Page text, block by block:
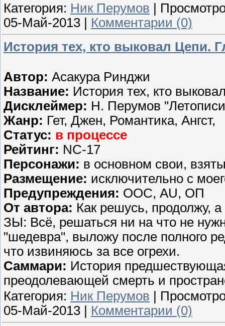
Категория: Ник Перумов |
05-Май-2013
Комментарии (0)
История тех, кто выковал Цепи.
Автор: Асакура Ринджи
Название: История тех, кто
Дисклеймер: Н. Перумов
Жанр: Гет, Джен, Романтика, Ангст,
Статус: в процессе
Рейтинг: NC-17
Персонажи: в основном свои,
Размещение: исключительно с
Предупреждения: ООС, AU, ОП
От автора: Как решусь, продолжу,
ЗЫ: Всё, решаться ни на что не
"шедевра", выложу после полного
что извиняюсь за все огрехи.
Саммари: История
преодолевающей смерть и
Категория: Ник Перумов |
05-Май-2013 | Комментарии (0)